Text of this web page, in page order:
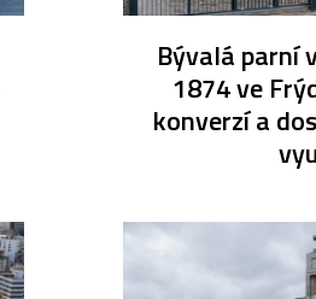
Bývalá parní
1874 ve
konverzí a